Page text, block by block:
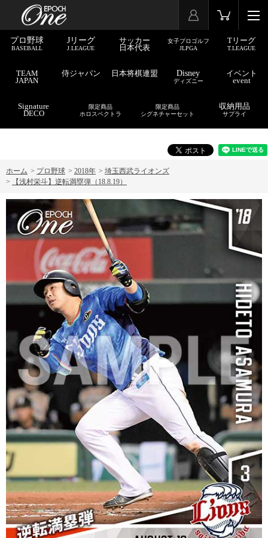
プロ野球
BASEBALL
Jリーグ
J.LEAGUE
サッカー
日本代表
女子プロゴルフ
JLPGA
Tリーグ
T.LEAGUE
TEAM
JAPAN
侍ジャパン 日本将棋連盟 Disney
ディズニー
イベント
event
Signature
DECO
限定商品
ホロスペクトラ
限定商品
シグネチャーセット
収納用品
サプライ
ホーム > プロ野球 > 2018年 > 埼玉西武ライオンズ
>
【浅村栄斗】逆転満塁弾（18.8.19）